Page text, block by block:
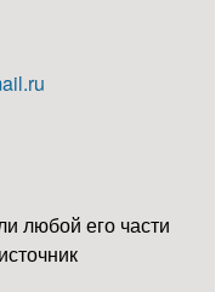
любой его части